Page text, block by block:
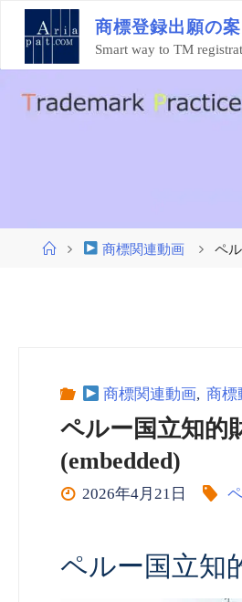
ン
商標登録出願の案
Smart way to TM
ホ
商標関連動画 ペ
商標関連動画, 商標
ペルー国立知的
(embedded)
2026年4月21日
ペルー国立知